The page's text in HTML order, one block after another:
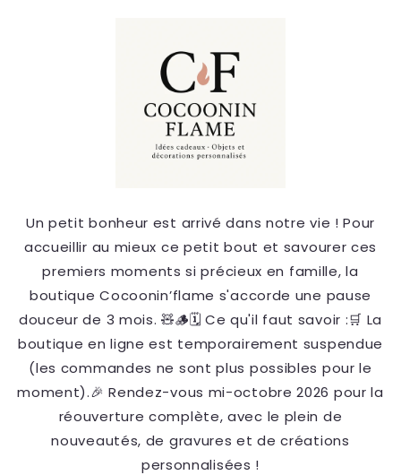
Un petit bonheur est arrivé dans notre vie ! Pour
accueillir au mieux ce petit bout et savourer ces
premiers moments si précieux en famille, la
boutique Cocoonin’flame s'accorde une pause
douceur de 3 mois. 🧸🪵 ​🗓️ Ce qu'il faut savoir : ​🛒 La
boutique en ligne est temporairement suspendue
(les commandes ne sont plus possibles pour le
moment). ​🎉 Rendez-vous mi-octobre 2026 pour la
réouverture complète, avec le plein de
nouveautés, de gravures et de créations
personnalisées !